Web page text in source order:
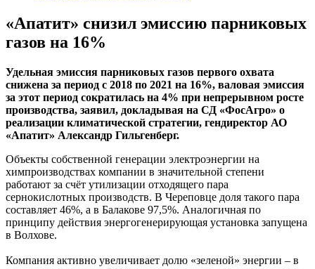
«Апатит» снизил эмиссию парниковых
газов на 16%
Удельная эмиссия парниковых газов первого охвата
снижена за период с 2018 по 2021 на 16%, валовая эмиссия
за этот период сократилась на 4% при непрерывном росте
производства, заявил, докладывая на СД «ФосАгро» о
реализации климатической стратегии, гендиректор АО
«Апатит» Александр Гильгенберг.
Объекты собственной генерации электроэнергии на
химпроизводствах компании в значительной степени
работают за счёт утилизации отходящего пара
сернокислотных производств. В Череповце доля такого пара
составляет 46%, а в Балакове 97,5%. Аналогичная по
принципу действия энергогенерирующая установка запущена
в Волхове.
Компания активно увеличивает долю «зеленой» энергии – в